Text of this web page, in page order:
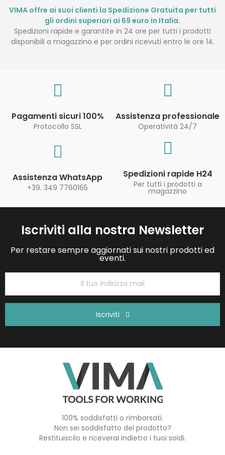
VIMA offre ai suoi clienti la Spedizione Gratuita per tutti
gli ordini superiori ai 69 euro in Italia.
Spedizioni rapide e garantite in 24 ore per tutti i prodotti
disponibili a magazzino e per ordini ricevuti entro le ore 14.
Pagamenti sicuri 100%
Protocollo SSL
Assistenza professionale
Operatività 24/7
Assistenza WhatsApp
+39. 349 7760165
Spedizioni rapide H24
Per tutti i prodotti a
magazzino
Iscriviti alla nostra Newsletter
Per restare sempre aggiornati sui nostri prodotti ed
eventi.
Iscriviti
100% soddisfatti o rimborsati.
Non sei soddisfatto del prodotto?
Restituiscilo e riceverai indietro i tuoi soldi.